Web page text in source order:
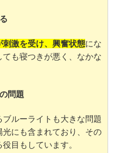
刺激を受け、興奮状態にな
も寝つきが悪く、なかな
問題
ルーライトも大きな問題
にも含まれており、その
目もしています。